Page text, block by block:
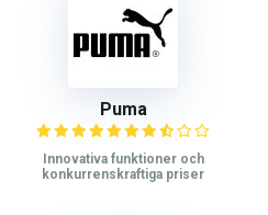
Puma
Innovativa funktioner och
konkurrenskraftiga priser